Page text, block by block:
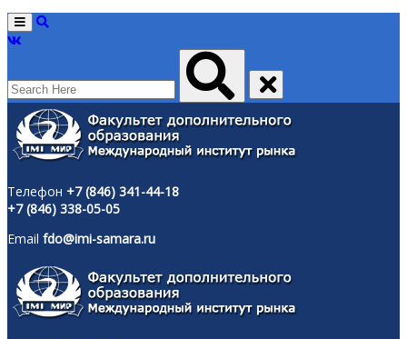
Menu
Телефон +7 (846) 341-44-18
+7 (846) 338-05-05
Email fdo@imi-samara.ru